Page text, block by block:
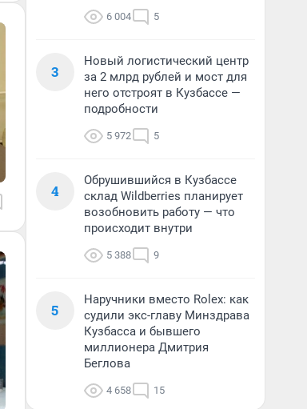
6 004 5
3
Новый логистический центр
за 2 млрд рублей и мост для
него отстроят в Кузбассе —
подробности
5 972 5
4
Обрушившийся в Кузбассе
склад Wildberries планирует
возобновить работу — что
происходит внутри
5 388 9
5
Наручники вместо Rolex: как
судили экс-главу Минздрава
Кузбасса и бывшего
миллионера Дмитрия
Беглова
4 658 15